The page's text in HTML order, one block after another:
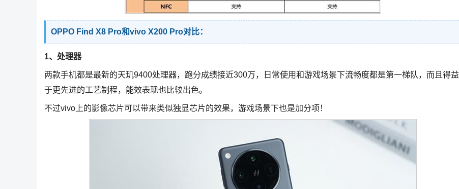
OPPO Find X8 Pro和vivo X200 Pro对比：
1、处理器
两款手机都是最新的天玑9400处理器，跑分成绩接近300万，日常使用和游戏场景下流畅度都是第一梯队，而且得益
于更先进的工艺制程，能效表现也比较出色。
不过vivo上的影像芯片可以带来类似独显芯片的效果，游戏场景下也是加分项！